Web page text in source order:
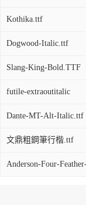
Kothika.ttf
Dogwood-Italic.ttf
Slang-King-Bold.TTF
futile-extraoutitalic
Dante-MT-Alt-Italic.ttf
文鼎粗鋼筆行楷.ttf
Anderson-Four-